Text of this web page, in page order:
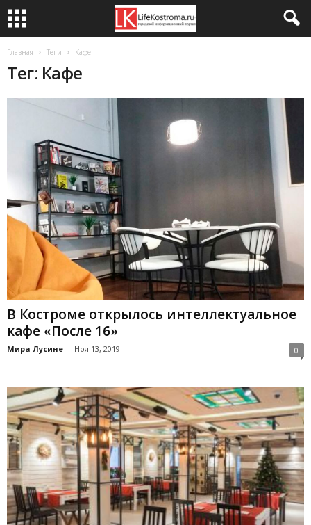
Главная Теги Кафе
Тег: Кафе
В Костроме открылось интеллектуальное
кафе «После 16»
Мира Лусине - Ноя 13, 2019 0